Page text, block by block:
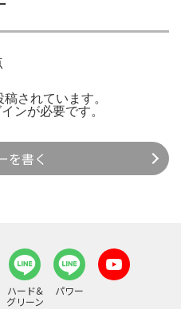
されています。
ンが必要です。
を書く
ハード&
グリーン
パワー